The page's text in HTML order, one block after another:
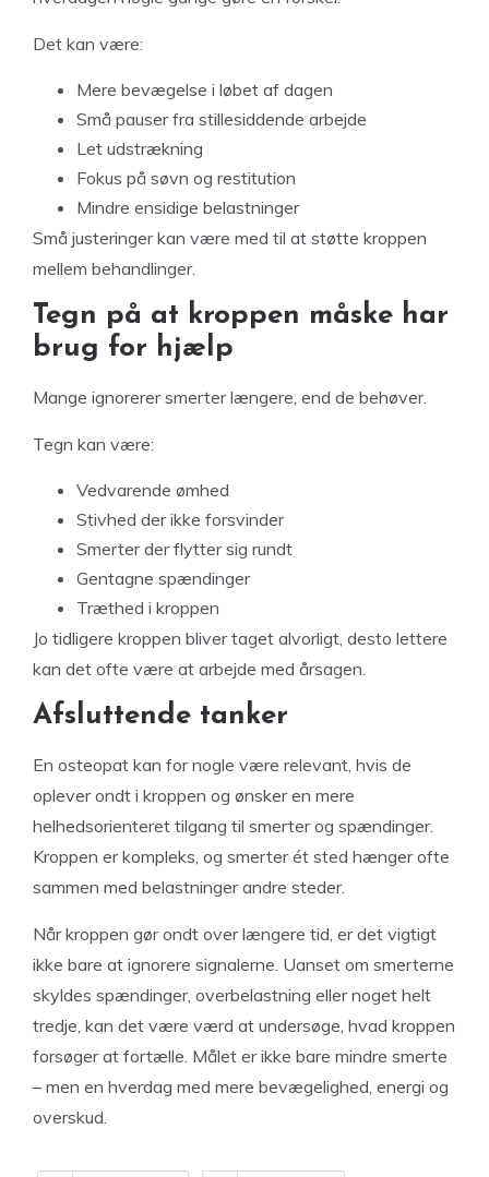
Det kan være:
Mere bevægelse i løbet af dagen
Små pauser fra stillesiddende arbejde
Let udstrækning
Fokus på søvn og restitution
Mindre ensidige belastninger
Små justeringer kan være med til at støtte kroppen
mellem behandlinger.
Tegn på at kroppen måske har
brug for hjælp
Mange ignorerer smerter længere, end de behøver.
Tegn kan være:
Vedvarende ømhed
Stivhed der ikke forsvinder
Smerter der flytter sig rundt
Gentagne spændinger
Træthed i kroppen
Jo tidligere kroppen bliver taget alvorligt, desto lettere
kan det ofte være at arbejde med årsagen.
Afsluttende tanker
En osteopat kan for nogle være relevant, hvis de
oplever ondt i kroppen og ønsker en mere
helhedsorienteret tilgang til smerter og spændinger.
Kroppen er kompleks, og smerter ét sted hænger ofte
sammen med belastninger andre steder.
Når kroppen gør ondt over længere tid, er det vigtigt
ikke bare at ignorere signalerne. Uanset om smerterne
skyldes spændinger, overbelastning eller noget helt
tredje, kan det være værd at undersøge, hvad kroppen
forsøger at fortælle. Målet er ikke bare mindre smerte
– men en hverdag med mere bevægelighed, energi og
overskud.